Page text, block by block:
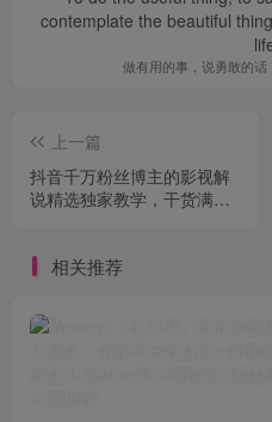
contemplate the beautiful
做有用的事，说勇敢的
上一篇
抖音千万粉丝博主的影视解
说精选独家教学，干货满
相关推荐